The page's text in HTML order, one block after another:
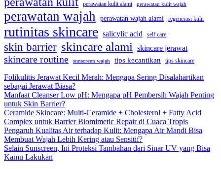
perawatan kulit alami perawatan kulit wajah
perawatan wajah perawatan wajah alami regenerasi kulit
rutinitas skincare salicylic acid self care
skin barrier skincare alami skincare jerawat
skincare routine sunscreen wajah tips kecantikan tips skincare
Folikulitis Jerawat Kecil Merah: Mengapa Sering Disalahartikan
sebagai Jerawat Biasa?
Manfaat Cleanser Low pH: Mengapa pH Pembersih Wajah Penting
untuk Skin Barrier?
Ceramide Skincare: Multi-Ceramide + Cholesterol + Fatty Acid
Complex untuk Barrier Biomimetic Repair di Cuaca Tropis
Pengaruh Kualitas Air terhadap Kulit: Mengapa Air Mandi Bisa
Membuat Wajah Lebih Kering atau Sensitif?
Selain Sunscreen, Ini Proteksi Tambahan dari Sinar UV yang Bisa
Kamu Lakukan